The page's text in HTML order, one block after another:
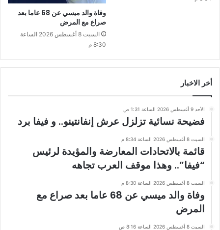
وفاة والد ميسي عن 68 عاما بعد
صراع مع المرض
السبت 8 أغسطس 2026 الساعة
8:30 م
أخر الاخبار
الأحد 9 أغسطس 2026 الساعة 1:31 ص
فضيحة نسائية تزلزل عرش إنفانتينو.. و فيفا برد
السبت 8 أغسطس 2026 الساعة 8:34 م
قائمة بالاتحادات المعارضة والمؤيدة لرئيس
“فيفا”.. وهذا موقف العرب تجاهه
السبت 8 أغسطس 2026 الساعة 8:30 م
وفاة والد ميسي عن 68 عاما بعد صراع مع
المرض
السبت 8 أغسطس 2026 الساعة 8:16 ص